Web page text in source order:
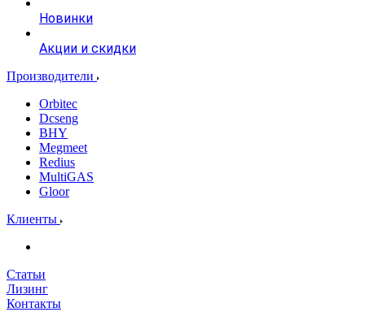
Новинки
Акции и скидки
Производители
Orbitec
Dcseng
BHY
Megmeet
Redius
MultiGAS
Gloor
Клиенты
Статьи
Лизинг
Контакты